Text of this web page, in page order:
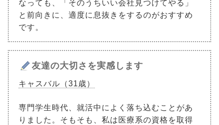
なっても、「そのうちいい会社見つけてやる」
と前向きに、適度に息抜きをするのがおすすめ
です。
友達の大切さを実感します
キャスバル（31歳）
専門学生時代、就活中によく落ち込むことがあ
りました。そもそも、私は医療系の資格を取得